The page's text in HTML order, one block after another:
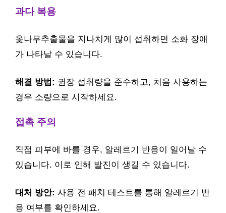
과다 복용
옻나무추출물을 지나치게 많이 섭취하면 소화 장애
가 나타날 수 있습니다.
해결 방법: 권장 섭취량을 준수하고, 처음 사용하는
경우 소량으로 시작하세요.
접촉 주의
직접 피부에 바를 경우, 알레르기 반응이 일어날 수
있습니다. 이로 인해 발진이 생길 수 있습니다.
대처 방안: 사용 전 패치 테스트를 통해 알레르기 반
응 여부를 확인하세요.